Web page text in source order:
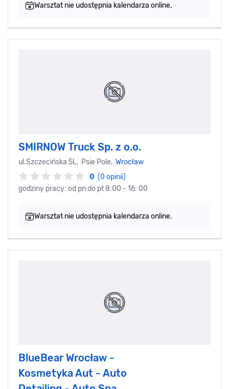
Warsztat nie udostępnia kalendarza online.
SMIRNOW Truck Sp. z o.o.
ul.Szczecińska 5L, Psie Pole, Wrocław
0 (0 opinii)
godziny pracy: od pn do pt 8:00 - 16: 00
Warsztat nie udostępnia kalendarza online.
BlueBear Wrocław -
Kosmetyka Aut - Auto